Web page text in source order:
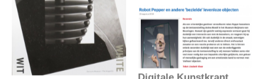
Black White
Digitale Kunstkrant